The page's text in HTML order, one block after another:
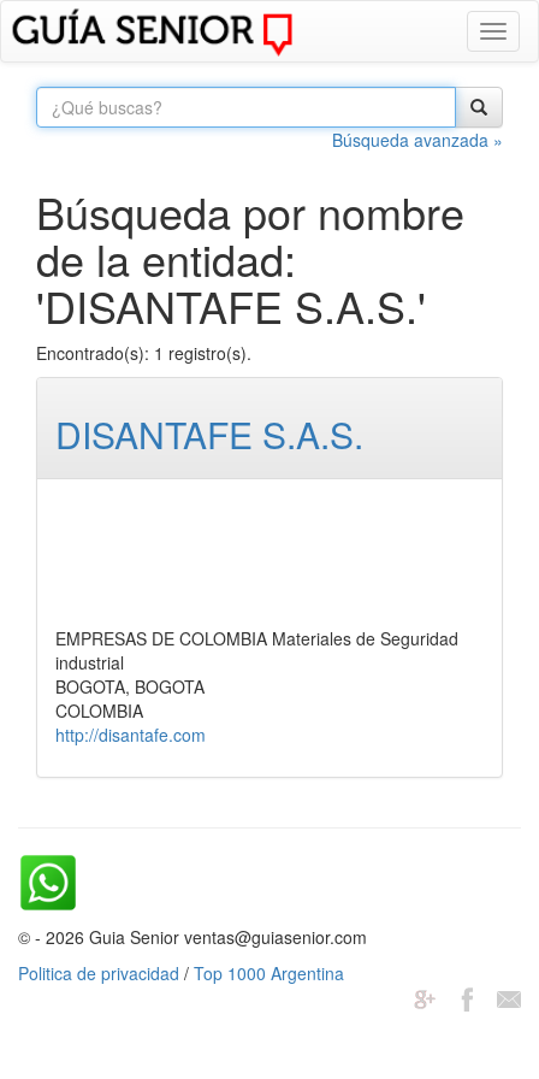
Búsqueda avanzada »
Búsqueda por nombre
de la entidad:
'DISANTAFE S.A.S.'
Encontrado(s): 1 registro(s).
DISANTAFE S.A.S.
EMPRESAS DE COLOMBIA Materiales de Seguridad
industrial
BOGOTA, BOGOTA
COLOMBIA
http://disantafe.com
© - 2026 Guia Senior ventas@guiasenior.com
Politica de privacidad / Top 1000 Argentina